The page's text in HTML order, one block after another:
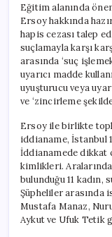
Eğitim alanında
Ersoy hakkında
hapis cezası talep
suçlamayla karşı
arasında ‘suç
uyarıcı madde
uyuşturucu veya
ve ‘zincirleme
Ersoy ile birlikte
iddianame, İstanbul
İddianamede dikkat
kimlikleri.
bulunduğu 11 kadın,
Şüpheliler arasında
Mustafa Manaz,
Aykut ve Ufuk Tetik